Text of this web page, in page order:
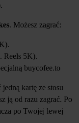
.
. Możesz zagrać:
Reels 5K).
buycofee.to
kartę ze stosu
ją od razu zagrać. Po
po Twojej lewej